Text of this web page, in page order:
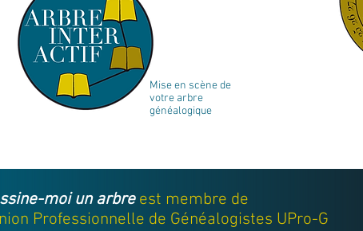
Mise en scène de
votre arbre
généalogique
moi un arbreest membre de
Professionnelle de Généalogistes UPro-G